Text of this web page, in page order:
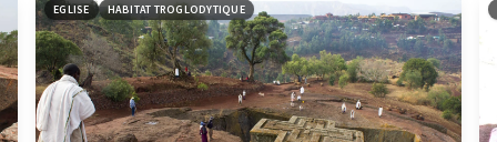
EGLISE HABITAT TROGLODYTIQUE